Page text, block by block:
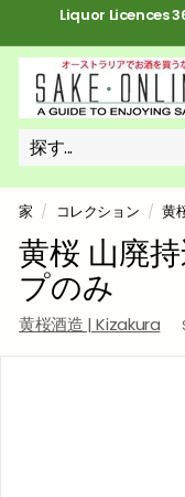
テ
Liquor Licences
S
k
e
o
n
l
i
n
e
探
す
近
い
家 / コレクション / 黄
黄桜 山廃
プのみ
黄桜酒造 | Kizakura